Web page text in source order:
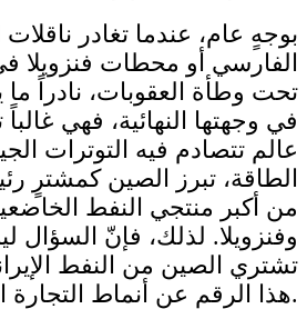
بوجهٍ عام، عندما تغادر ناقلات
الفارسي أو محطات فنزويلا
تحت وطأة العقوبات، نادراً
في وجهتها النهائية، فهي
عالم تتصادم فيه التوترات
الطاقة، تبرز الصين كمشترٍ
من أكبر منتجي النفط
وفنزويلا. لذلك، فإنّ
تشتري الصين من النفط
هذا الرقم عن أنماط التجارة النفطية العالمية.